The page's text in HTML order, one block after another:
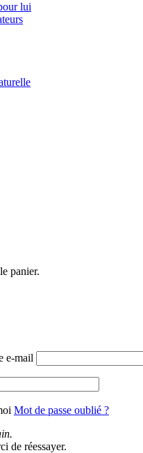
lui
panier.
e-mail
Mot de passe oublié ?
de réessayer.